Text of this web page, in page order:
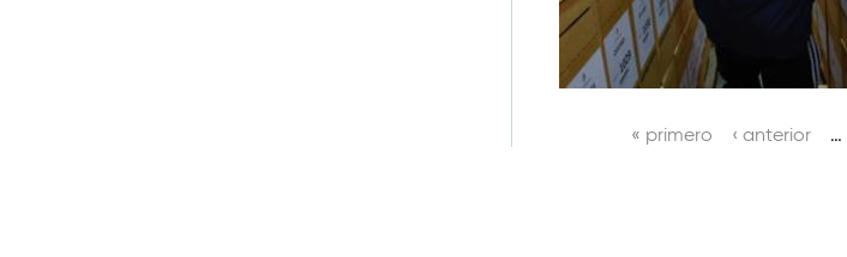
« primero ‹ anterior …